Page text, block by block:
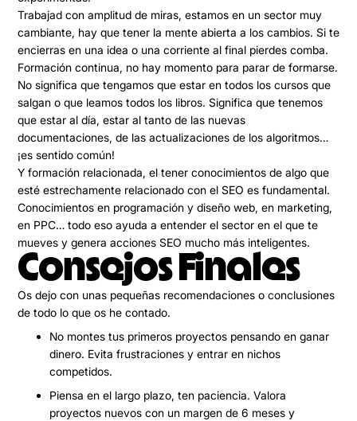
Trabajad con amplitud de miras, estamos en un sector muy
cambiante, hay que tener la mente abierta a los cambios. Si te
encierras en una idea o una corriente al final pierdes comba.
Formación continua, no hay momento para parar de formarse.
No significa que tengamos que estar en todos los cursos que
salgan o que leamos todos los libros. Significa que tenemos
que estar al día, estar al tanto de las nuevas
documentaciones, de las actualizaciones de los algoritmos…
¡es sentido común!
Yformación relacionada, el tener conocimientos de algo que
esté estrechamente relacionado con el SEO es fundamental.
Conocimientos en programación y diseño web, en marketing,
en PPC… todo eso ayuda a entender el sector en el que te
mueves y genera acciones SEO mucho más inteligentes.
Consejos Finales
Os dejo con unas pequeñas recomendaciones o conclusiones
de todo lo que os he contado.
No montes tus primeros proyectos pensando en ganar
dinero. Evita frustraciones y entrar en nichos
competidos.
Piensa en el largo plazo, ten paciencia. Valora
proyectos nuevos con un margen de 6 meses y